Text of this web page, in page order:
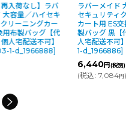
ラバーメイド 大容量／ハイ
セキュリティクリーニング
カート用 ES交換用ビニール
製バッグ 黒【代引不可・個
人宅配送不可】
8647-03-
1-d_1966886]
ラバ
セキ
カー
バッ
配送
(税込